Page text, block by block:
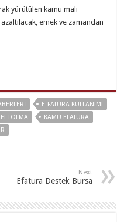
yürütülen kamu mali
emek ve zamandan
E-FATURA KULLANIMI
OLMA
KAMU EFATURA
Next
Efatura Destek Bursa